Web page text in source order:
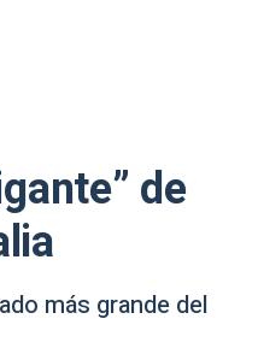
de
más grande del